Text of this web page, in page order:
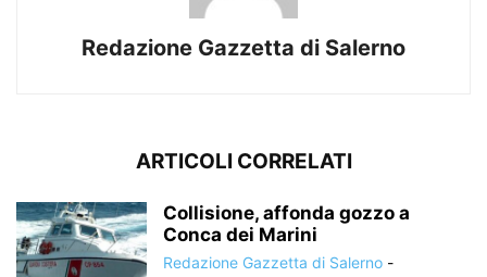
Redazione Gazzetta di Salerno
ARTICOLI CORRELATI
Collisione, affonda gozzo a
Conca dei Marini
Redazione Gazzetta di Salerno -